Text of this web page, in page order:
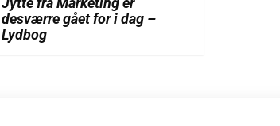
Jytte fra Marketing er
desværre gået for i dag –
Lydbog